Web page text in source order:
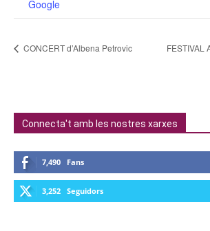
Google
CONCERT d’Albena Petrovic FESTIVAL
Connecta't amb les nostres xarxes
7,490 Fans
3,252 Seguidors